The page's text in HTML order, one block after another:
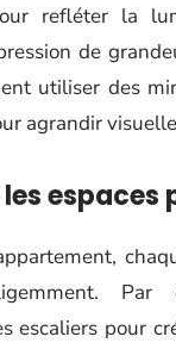
refléter la
de
utiliser des
agrandir
espaces
Par
escaliers pour